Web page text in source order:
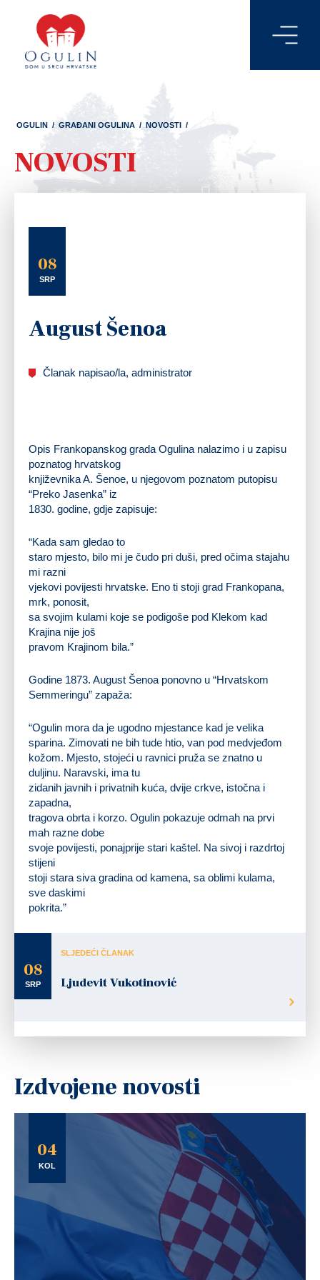
OGULIN / GRAĐANI OGULINA / NOVOSTI /
NOVOSTI
08
SRP
August Šenoa
Članak napisao/la, administrator
Opis Frankopanskog grada Ogulina nalazimo i u zapisu
poznatog hrvatskog
književnika A. Šenoe, u njegovom poznatom putopisu
“Preko Jasenka” iz
1830. godine, gdje zapisuje:
“Kada sam gledao to
staro mjesto, bilo mi je čudo pri duši, pred očima stajahu
mi razni
vjekovi povijesti hrvatske. Eno ti stoji grad Frankopana,
mrk, ponosit,
sa svojim kulami koje se podigoše pod Klekom kad
Krajina nije još
pravom Krajinom bila.”
Godine 1873. August Šenoa ponovno u “Hrvatskom
Semmeringu” zapaža:
“Ogulin mora da je ugodno mjestance kad je velika
sparina. Zimovati ne bih tude htio, van pod medvjeđom
kožom. Mjesto, stojeći u ravnici pruža se znatno u
duljinu. Naravski, ima tu
zidanih javnih i privatnih kuća, dvije crkve, istočna i
zapadna,
tragova obrta i korzo. Ogulin pokazuje odmah na prvi
mah razne dobe
svoje povijesti, ponajprije stari kaštel. Na sivoj i razdrtoj
stijeni
stoji stara siva gradina od kamena, sa oblimi kulama,
sve daskimi
pokrita.”
08
SRP
SLJEDEĆI ČLANAK
Ljudevit Vukotinović
Izdvojene novosti
04
KOL